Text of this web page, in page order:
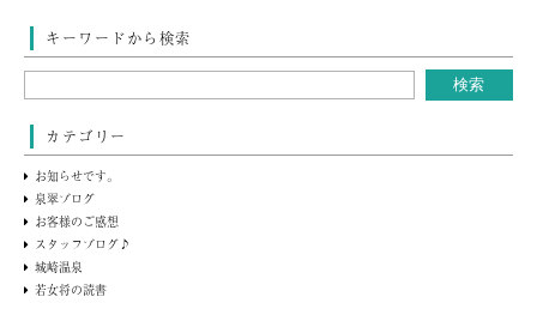
キーワードから検索
カテゴリー
お知らせです。
泉翠ブログ
お客様のご感想
スタッフブログ♪
城崎温泉
若女将の読書